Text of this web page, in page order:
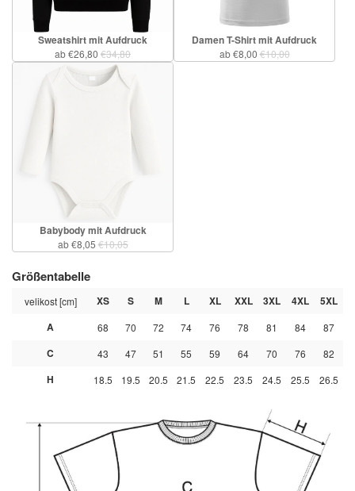
Sweatshirt mit Aufdruck
ab €26,80 €34,80
Damen T-Shirt mit Aufdruck
ab €8,00€10,00
Babybody mit Aufdruck
ab €8,05€10,05
Größentabelle
velikost [cm] XS S M L XL XXL 3XL 4XL
5XL
A
68 70 72 74 76 78 81 84 87
C 43 47 51 55 59 64 70 76 82
H 18.5 19.5 20.5 21.5 22.5 23.5 24.5 25.5 26.5